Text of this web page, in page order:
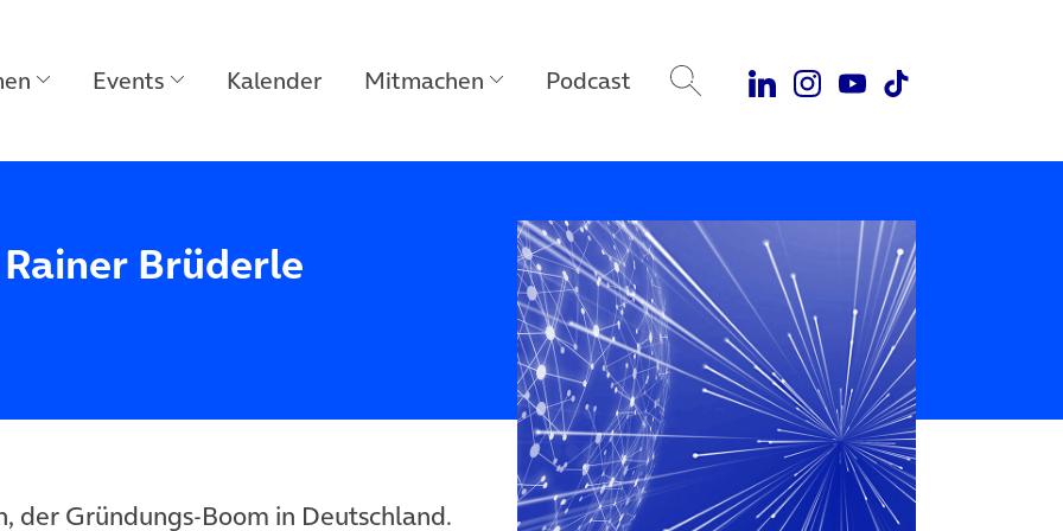
Events Kalender Mitmachen Podcast
Brüderle
der Gründungs-Boom in Deutschland.